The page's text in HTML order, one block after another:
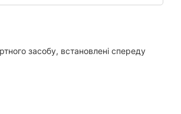
засобу, встановлені спереду